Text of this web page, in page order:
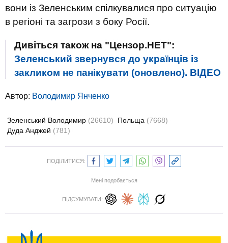
вони із Зеленським спілкувалися про ситуацію
в регіоні та загрози з боку Росії.
Дивіться також на "Цензор.НЕТ":
Зеленський звернувся до українців із
закликом не панікувати (оновлено). ВIДЕО
Автор: Володимир Янченко
Зеленський Володимир (26610) Польща (7668)
Дуда Анджей (781)
ПОДІЛИТИСЯ:
Мені подобається
ПІДСУМУВАТИ: